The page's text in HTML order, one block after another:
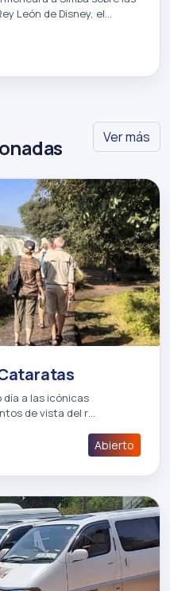
León de Disney, el…
Ver más
día a las icónicas
de vista del r…
Abierto